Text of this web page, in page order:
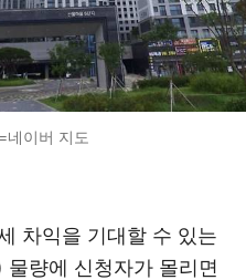
네이버 지도
차익을 기대할 수 있는
량에 신청자가 몰리면